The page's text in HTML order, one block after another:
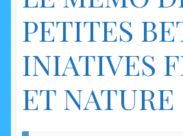
PETITES
INIATIVES
ET NATURE